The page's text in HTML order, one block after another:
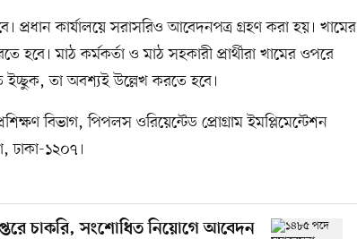
প্রধান কার্যালয়ে সরাসরিও আবেদনপত্র গ্রহণ করা হয়। খামের
মাঠ কর্মকর্তা ও মাঠ সহকারী প্রার্থীরা খামের ওপরে
ইচ্ছুক, তা অবশ্যই উল্লেখ করতে হবে।
বিভাগ, পিপলস ওরিয়েন্টেড প্রোগ্রাম ইমপ্লিমেন্টেশন
ঢাকা-১২০৭।
চাকরি, সংশোধিত নিয়োগে আবেদন